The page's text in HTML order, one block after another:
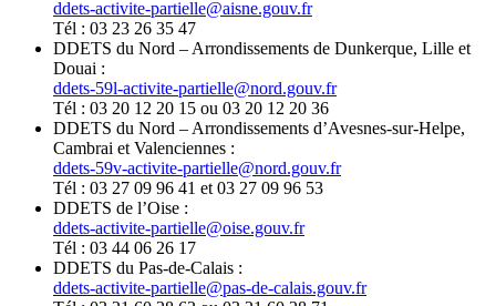
ddets-activite-partielle@aisne.gouv.fr
Tél : 03 23 26 35 47
DDETS du Nord – Arrondissements de Dunkerque, Lille et
Douai :
ddets-59l-activite-partielle@nord.gouv.fr
Tél : 03 20 12 20 15 ou 03 20 12 20 36
DDETS du Nord – Arrondissements d’Avesnes-sur-Helpe,
Cambrai et Valenciennes :
ddets-59v-activite-partielle@nord.gouv.fr
Tél : 03 27 09 96 41 et 03 27 09 96 53
DDETS de l’Oise :
ddets-activite-partielle@oise.gouv.fr
Tél : 03 44 06 26 17
DDETS du Pas-de-Calais :
ddets-activite-partielle@pas-de-calais.gouv.fr